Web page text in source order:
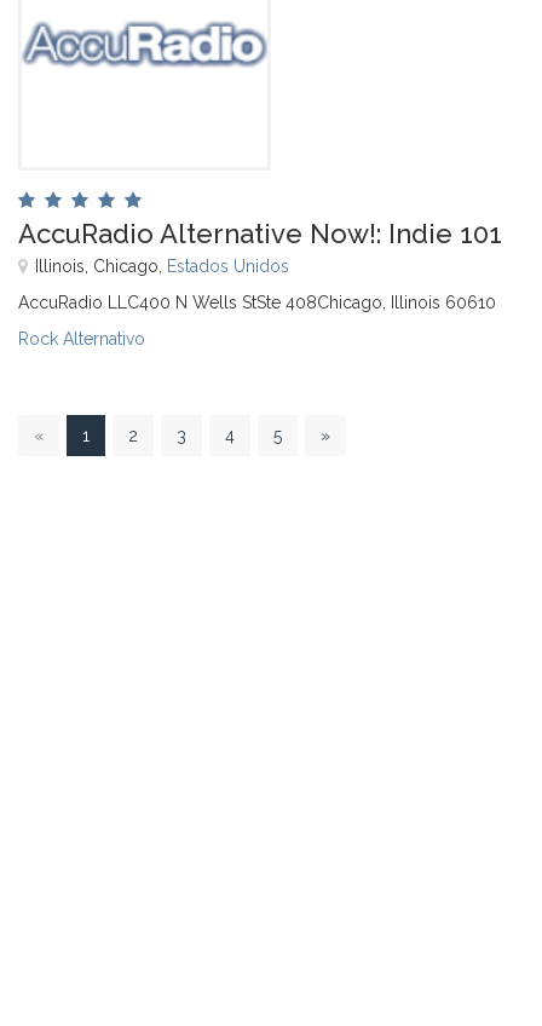
AccuRadio Alternative Now!: Indie 101
Illinois, Chicago, Estados Unidos
AccuRadio LLC400 N Wells StSte 408Chicago, Illinois 60610
Rock Alternativo
« 1 2 3 4 5 »